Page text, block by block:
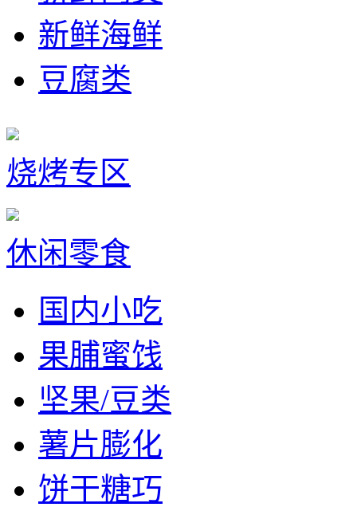
新鲜海鲜
豆腐类
烧烤专区
休闲零食
国内小吃
果脯蜜饯
坚果/豆类
薯片膨化
饼干糖巧